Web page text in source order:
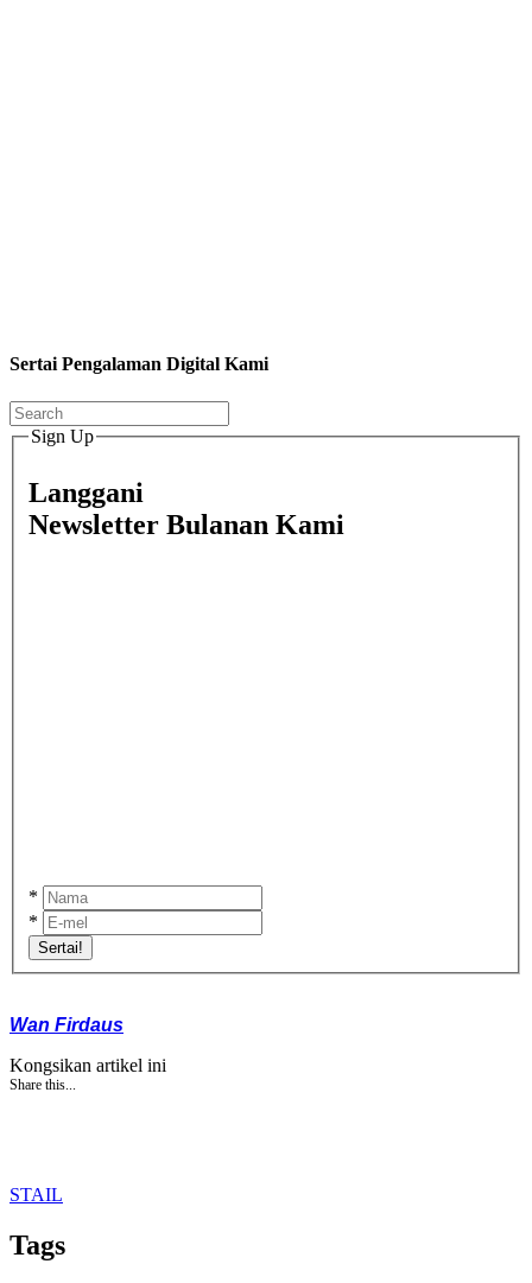
Sertai Pengalaman Digital Kami
Sign Up
Langgani
Newsletter Bulanan Kami
*
*
Sertai!
Wan Firdaus
Kongsikan artikel ini
Share this...
STAIL
Tags